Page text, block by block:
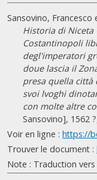
Sansovino, Francesco
Historia di Niceta
Costantinopoli
degl'imperatori
doue lascia il
presa quella città
svoi lvoghi
con molte altre
Sansovino], 1562
Voir en ligne : https://
Trouver le document :
Note : Traduction vers